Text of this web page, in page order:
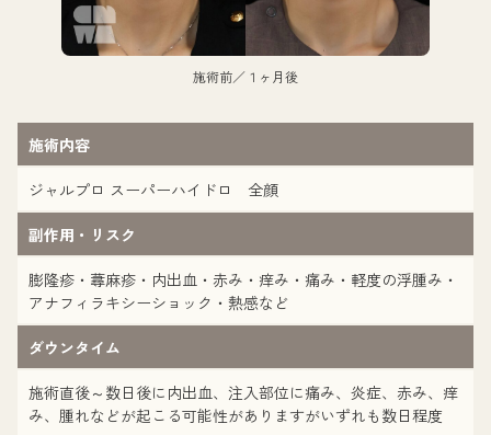
施術前／１ヶ月後
施術内容
ジャルプロ スーパーハイドロ 全顔
副作用・リスク
膨隆疹・蕁麻疹・内出血・赤み・痒み・痛み・軽度の浮腫み・
アナフィラキシーショック・熱感など
ダウンタイム
施術直後～数日後に内出血、注入部位に痛み、炎症、赤み、痒
み、腫れなどが起こる可能性がありますがいずれも数日程度